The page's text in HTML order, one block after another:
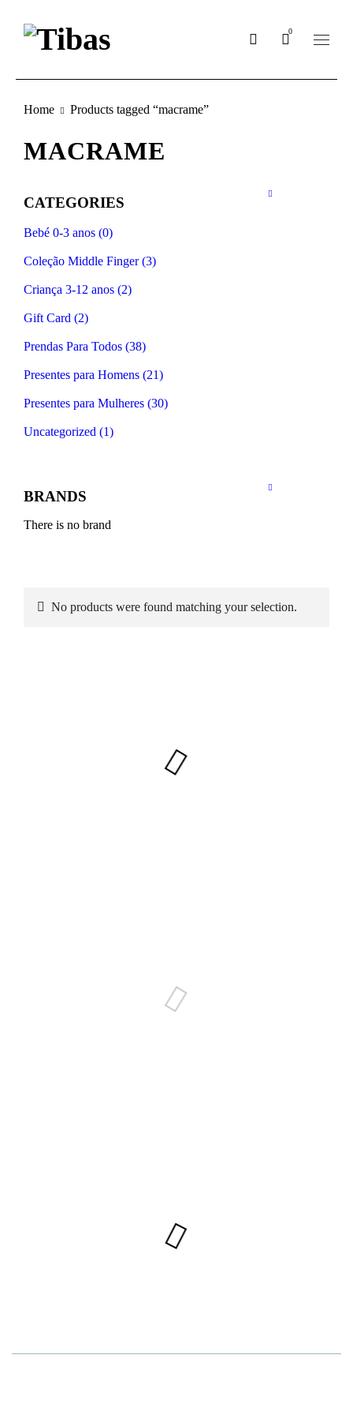
0
Home Products tagged “macrame”
MACRAME
CATEGORIES
Bebé 0-3 anos (0)
Coleção Middle Finger (3)
Criança 3-12 anos (2)
Gift Card (2)
Prendas Para Todos (38)
Presentes para Homens (21)
Presentes para Mulheres (30)
Uncategorized (1)
BRANDS
There is no brand
No products were found matching your selection.